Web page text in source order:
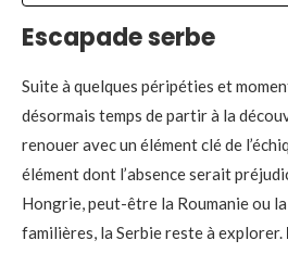
Escapade serbe
Suite à quelques péripéties et
désormais temps de partir à la
renouer avec un élément clé de
élément dont l’absence serait
Hongrie, peut-être la Roumanie ou
familières, la Serbie reste à explorer.